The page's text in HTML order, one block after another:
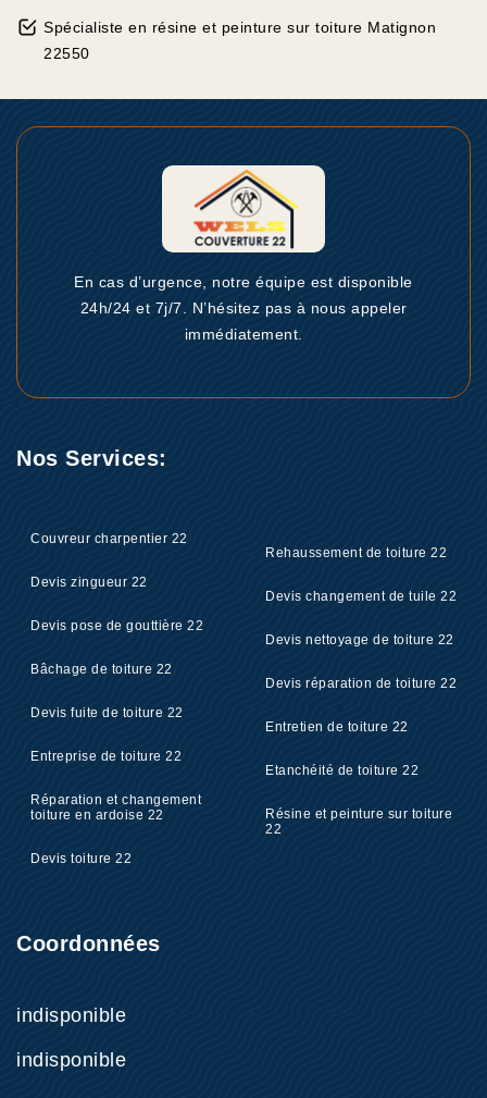
Spécialiste en résine et peinture sur toiture Matignon
22550
En cas d’urgence, notre équipe est disponible
24h/24 et 7j/7. N’hésitez pas à nous appeler
immédiatement.
Nos Services:
Couvreur charpentier 22
Devis zingueur 22
Devis pose de gouttière 22
Bâchage de toiture 22
Devis fuite de toiture 22
Entreprise de toiture 22
Réparation et changement
toiture en ardoise 22
Devis toiture 22
Rehaussement de toiture 22
Devis changement de tuile 22
Devis nettoyage de toiture 22
Devis réparation de toiture 22
Entretien de toiture 22
Etanchéité de toiture 22
Résine et peinture sur toiture
22
Coordonnées
indisponible
indisponible